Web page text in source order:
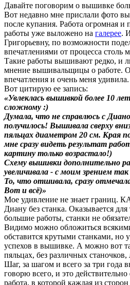
Давайте поговорим о вышивке
Вот недавно мне прислали фото
после купания. Работа огромная
работы уже выложено на галерее.
Григорьевну, по возможности
впечатлениями от процесса
Такие работы вышивают редко, и
мнение вышивальщицы о работе.
впечатления и очень меня удивила.
Вот цитирую ее запись:
«Увлеклась вышивкой более 10
сложному :)
Думала, что не справлюсь с
получилось! Вышивала сверху
пяльцах диаметром 20 см. Края
мне сразу видеть результат
картину только возрастало!)
Схему вышивки дополнительно
увеличивала - с моим зрением так
То, что отшивала, сразу
Вот и всё)»
Мое удивление не знает границ.
Диану без станка. Оказывается
большие работы, станки не
Видимо можно обложиться
обставится крутыми станками, но
успехов в вышивке. А можно вот
пяльцах, без различных
Шаг, за шагом и всего за три года
говорю всего, и это
работа, в которой каждая из